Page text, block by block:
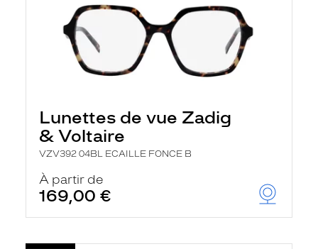
Lunettes de vue Zadig
& Voltaire
VZV392 04BL ECAILLE FONCE B
À partir de
169,00 €